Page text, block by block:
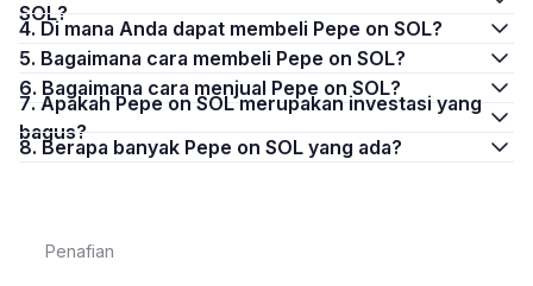
SOL?
4. Di mana Anda dapat membeli Pepe on SOL?
5. Bagaimana cara membeli Pepe on SOL?
6. Bagaimana cara menjual Pepe on SOL?
7. Apakah Pepe on SOL merupakan investasi yang
bagus?
8. Berapa banyak Pepe on SOL yang ada?
Penafian